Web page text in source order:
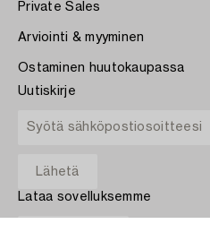
Private Sales
Arviointi & myyminen
Ostaminen huutokaupassa
Uutiskirje
Lataa sovelluksemme